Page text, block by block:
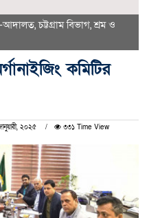
,চট্টগ্রাম বিভাগ,শ্রম ও
কমিটির
২০২৫ ৩৩১ Time View